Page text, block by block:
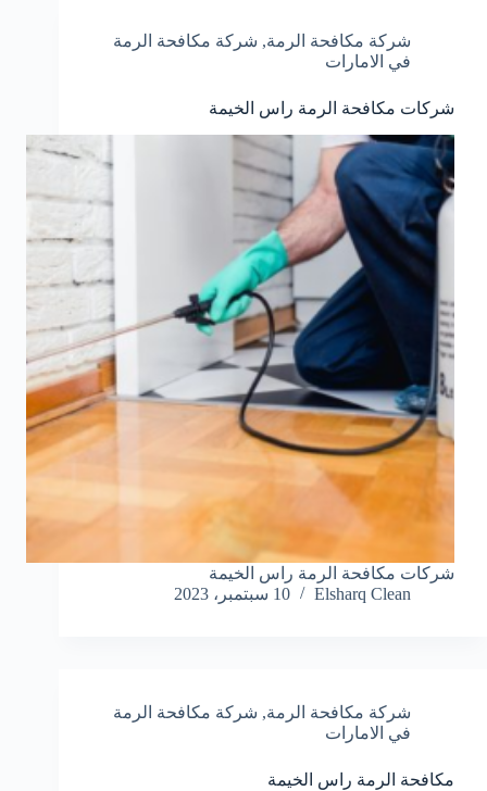
شركة مكافحة الرمة, شركة مكافحة الرمة
في الامارات
شركات مكافحة الرمة راس الخيمة
شركات مكافحة الرمة راس الخيمة
Elsharq Clean
10 سبتمبر، 2023
شركة مكافحة الرمة, شركة مكافحة الرمة
في الامارات
مكافحة الرمة راس الخيمة